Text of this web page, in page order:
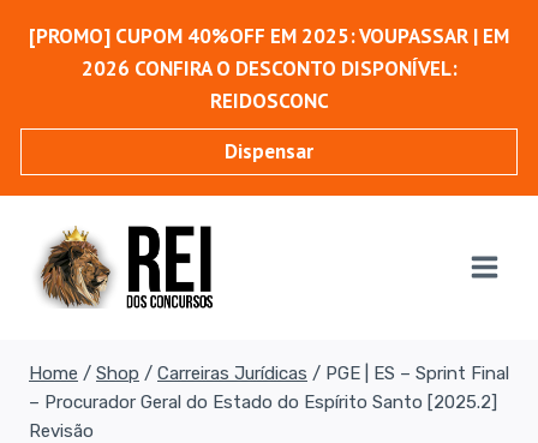
para[PROMO] CUPOM 40%OFF EM 2025: VOUPASSAR | EM
2026 CONFIRA O DESCONTO DISPONÍVEL:
REIDOSCONC
Dispensar
Home / Shop / Carreiras Jurídicas / PGE | ES – Sprint Final
– Procurador Geral do Estado do Espírito Santo [2025.2]
Revisão